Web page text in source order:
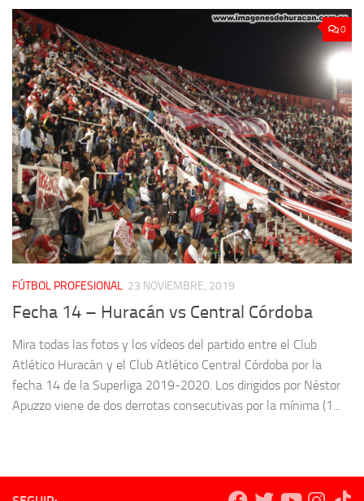
0
FÚTBOL PROFESIONAL 23 NOVIEMBRE, 2019
Fecha 14 – Huracán vs Central Córdoba
Mira todas las fotos y los vídeos del partido entre el Club
Atlético Huracán y el Club Atlético Central Córdoba por la
fecha 14 de la Superliga 2019-2020. Los dirigidos por Néstor
Apuzzo viene de dos derrotas consecutivas por la mínima (1...